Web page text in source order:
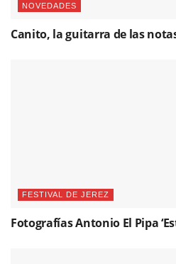
NOVEDADES
Canito, la guitarra de las
FESTIVAL DE JEREZ
Fotografías Antonio El Pipa